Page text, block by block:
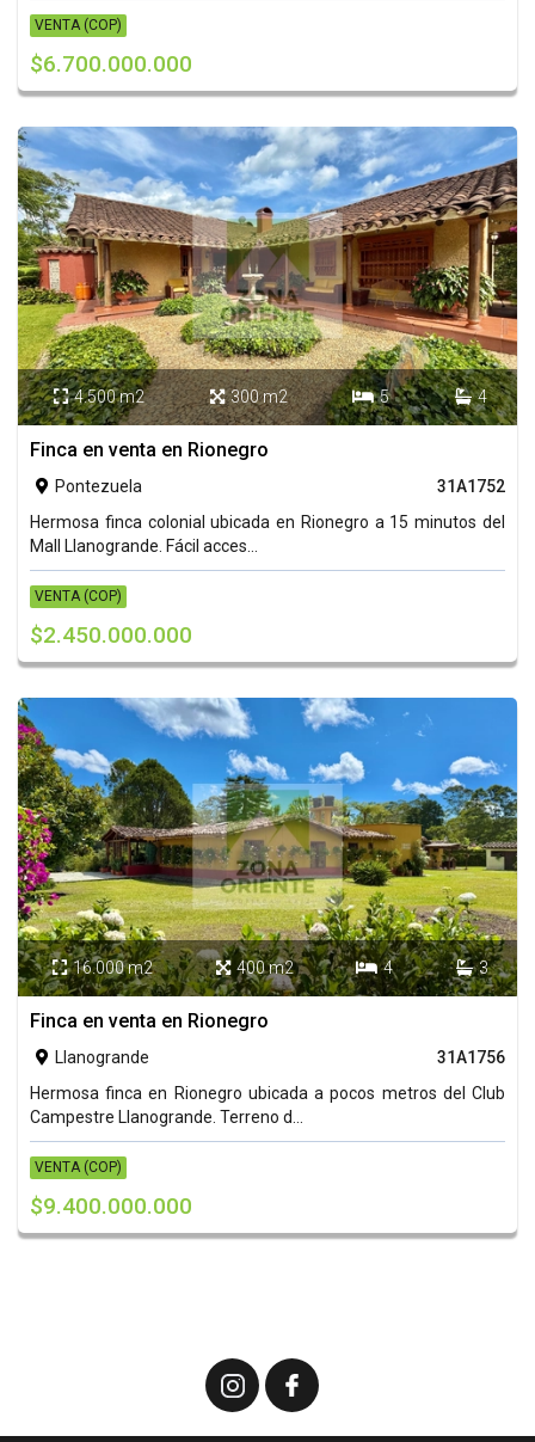
VENTA (COP)
$6.700.000.000
 4.500 m2  300 m2  5  4
Finca en venta en Rionegro
 Pontezuela
31A1752
Hermosa finca colonial ubicada en Rionegro a 15 minutos del
Mall Llanogrande. Fácil acces...
VENTA (COP)
$2.450.000.000
 16.000 m2  400 m2  4  3
Finca en venta en Rionegro
 Llanogrande
31A1756
Hermosa finca en Rionegro ubicada a pocos metros del Club
Campestre Llanogrande. Terreno d...
VENTA (COP)
$9.400.000.000